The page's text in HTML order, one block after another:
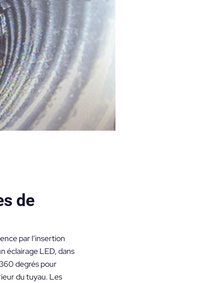
de
par l’insertion
éclairage LED, dans
degrés pour
du tuyau. Les